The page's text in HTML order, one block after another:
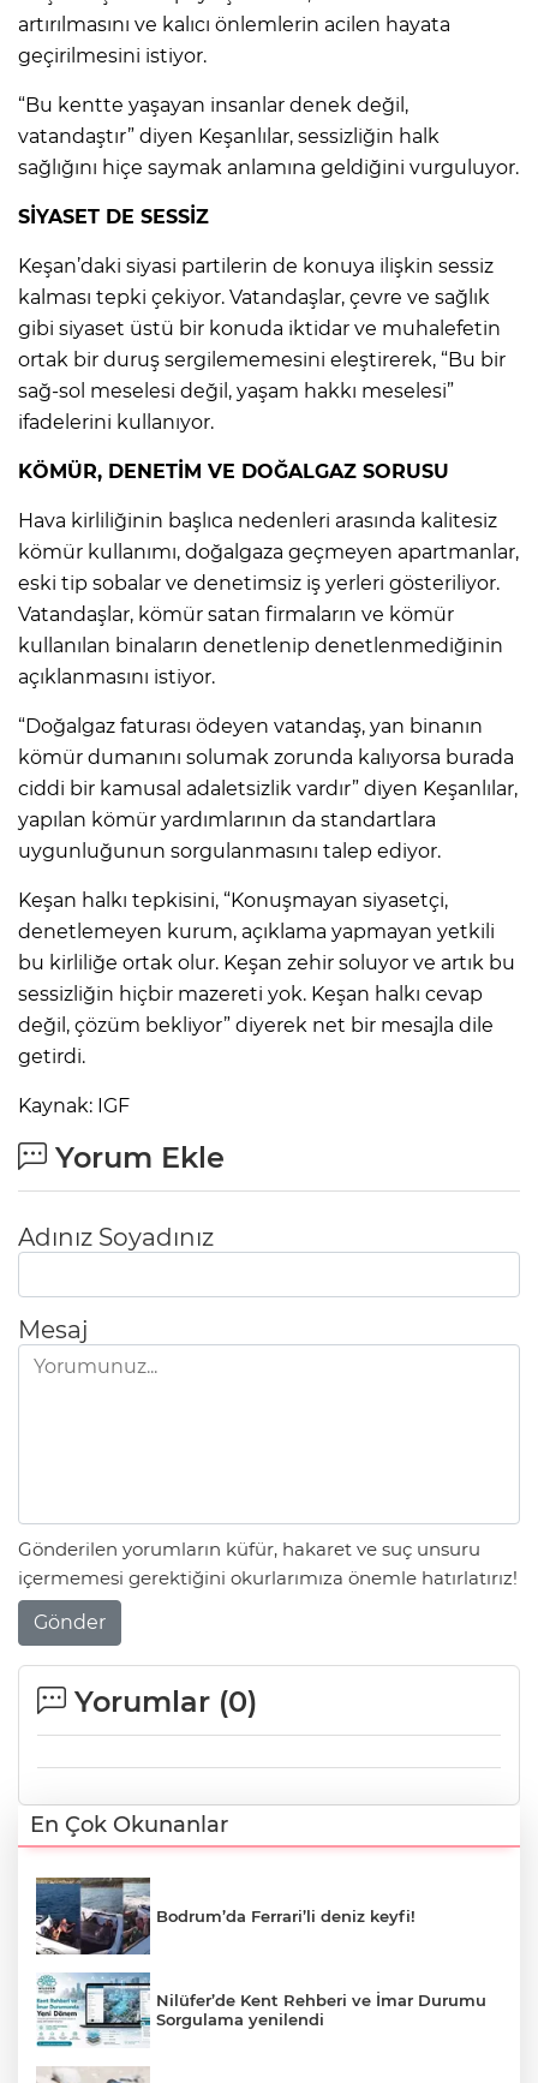
artırılmasını ve kalıcı önlemlerin acilen hayata
geçirilmesini istiyor.
“Bu kentte yaşayan insanlar denek değil,
vatandaştır” diyen Keşanlılar, sessizliğin halk
sağlığını hiçe saymak anlamına geldiğini vurguluyor.
SİYASET DE SESSİZ
Keşan’daki siyasi partilerin de konuya ilişkin sessiz
kalması tepki çekiyor. Vatandaşlar, çevre ve sağlık
gibi siyaset üstü bir konuda iktidar ve muhalefetin
ortak bir duruş sergilememesini eleştirerek, “Bu bir
sağ-sol meselesi değil, yaşam hakkı meselesi”
ifadelerini kullanıyor.
KÖMÜR, DENETİM VE DOĞALGAZ SORUSU
Hava kirliliğinin başlıca nedenleri arasında kalitesiz
kömür kullanımı, doğalgaza geçmeyen apartmanlar,
eski tip sobalar ve denetimsiz iş yerleri gösteriliyor.
Vatandaşlar, kömür satan firmaların ve kömür
kullanılan binaların denetlenip denetlenmediğinin
açıklanmasını istiyor.
“Doğalgaz faturası ödeyen vatandaş, yan binanın
kömür dumanını solumak zorunda kalıyorsa burada
ciddi bir kamusal adaletsizlik vardır” diyen Keşanlılar,
yapılan kömür yardımlarının da standartlara
uygunluğunun sorgulanmasını talep ediyor.
Keşan halkı tepkisini, “Konuşmayan siyasetçi,
denetlemeyen kurum, açıklama yapmayan yetkili
bu kirliliğe ortak olur. Keşan zehir soluyor ve artık bu
sessizliğin hiçbir mazereti yok. Keşan halkı cevap
değil, çözüm bekliyor” diyerek net bir mesajla dile
getirdi.
Kaynak: IGF
Yorum Ekle
Adınız Soyadınız
Mesaj
Gönderilen yorumların küfür, hakaret ve suç unsuru
içermemesi gerektiğini okurlarımıza önemle hatırlatırız!
Gönder
Yorumlar (0)
En Çok Okunanlar
Bodrum’da Ferrari’li deniz keyfi!
Nilüfer’de Kent Rehberi ve İmar Durumu
Sorgulama yenilendi